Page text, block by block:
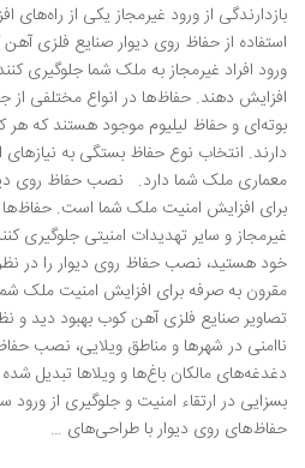
بازدارندگی از ورود غیرمجاز یکی از راه‌های
استفاده از حفاظ روی دیوار صنایع فلزی
ورود افراد غیرمجاز به ملک شما جلوگیری
افزایش دهند. حفاظ‌ها در انواع مختلفی
بوته‌ای و حفاظ لیلیوم موجود هستند که
دارند. انتخاب نوع حفاظ بستگی به
معماری ملک شما دارد. نصب حفاظ روی
برای افزایش امنیت ملک شما است. حفاظ‌ها
غیرمجاز و سایر تهدیدات امنیتی جلوگیری
خود هستید، نصب حفاظ روی دیوار را در
مقرون به صرفه برای افزایش امنیت ملک
تصاویر صنایع فلزی آهن کوب بهبود دید و
ناامنی در شهرها و مناطق ویلایی، نصب
دغدغه‌های مالکان باغ‌ها و ویلاها تبدیل
بسزایی در ارتقاء امنیت و جلوگیری از ورود
حفاظ‌های روی دیوار با طراحی‌های …